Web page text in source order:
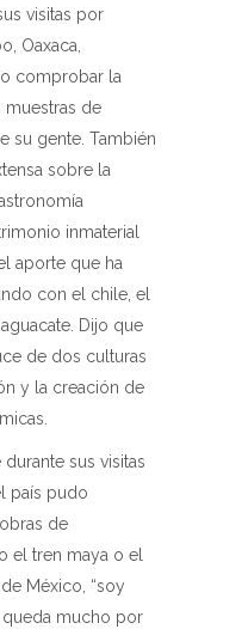
visitas por
Oaxaca,
comprobar la
muestras de
su gente. También
sobre la
inmaterial
aporte que ha
con el chile, el
Dijo que
de dos culturas
y la creación de
sus visitas
país pudo
de
el tren maya o el
México, “soy
mucho por